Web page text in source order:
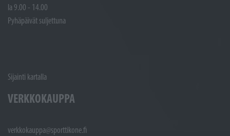
la 9.00 - 14.00
Pyhäpäivät suljettuna
Sijainti kartalla
VERKKOKAUPPA
verkkokauppa@sporttikone.fi